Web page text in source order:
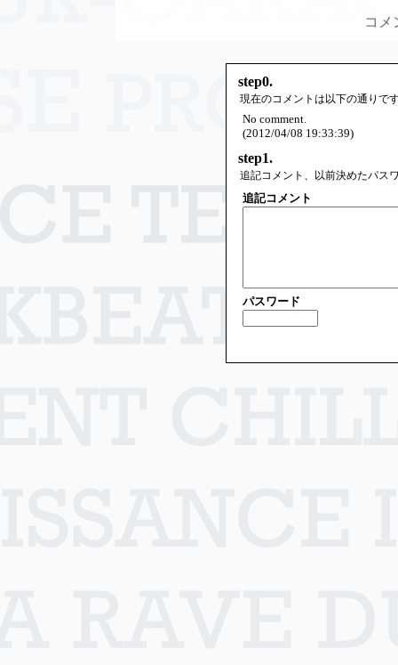
コメ
step0.
現在のコメントは以下の通りで
No comment.
(2012/04/08 19:33:39)
step1.
追記コメント、以前決めたパス
追記コメント
パスワード